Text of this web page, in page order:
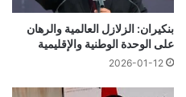
بنكيران: الزلازل العالمية والرهان
على الوحدة الوطنية والإقليمية
2026-01-12